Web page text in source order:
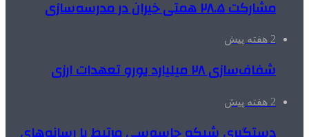
مشارکت ۲۸.۵ همتی خیران در مدرسه‌سازی
2 هفته پیش
شفاف‌سازی ۲۸ میلیارد یورو تعهدات ارزی
2 هفته پیش